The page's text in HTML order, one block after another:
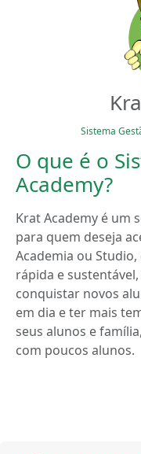
Sistema
O que é o
Academy?
Krat Academy é um
para quem deseja
Academia ou
rápida e
conquistar novos
em dia e ter mais
seus alunos e
com poucos alunos.